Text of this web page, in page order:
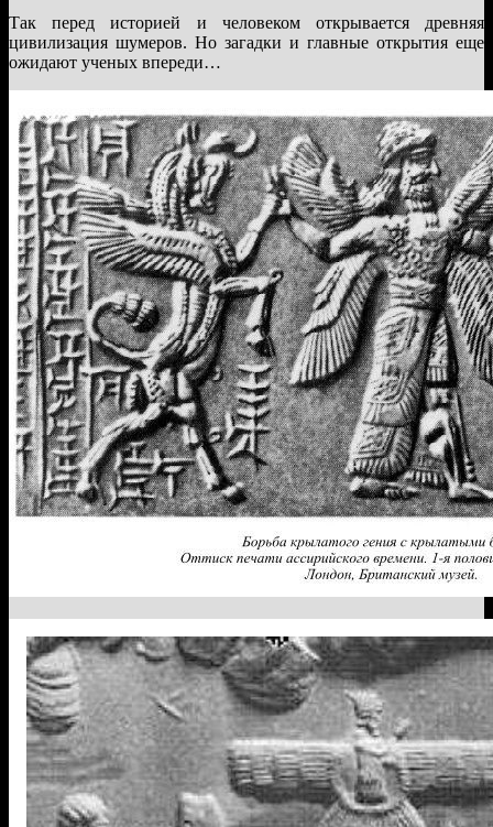
Так перед историей и человеком открывается древняя
цивилизация шумеров. Но загадки и главные открытия еще
ожидают ученых впереди…